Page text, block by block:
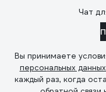
Чат
Вы принимаете
персональных данных
каждый раз, когда